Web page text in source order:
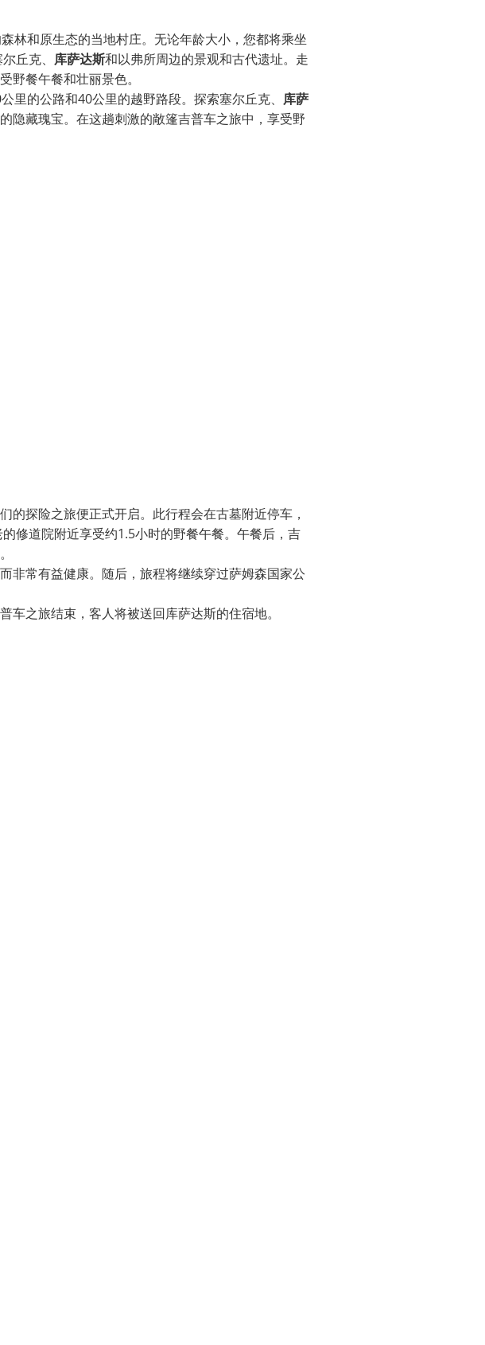
林和原生态的当地村庄。无论年龄大小，您都将乘坐
丘克、 库萨达斯和以弗所周边的景观和古代遗址。走
野餐午餐和壮丽景色。
的公路和40公里的越野路段。探索塞尔丘克、 库萨
隐藏瑰宝。在这趟刺激的敞篷吉普车之旅中，享受野
探险之旅便正式开启。此行程会在古墓附近停车，
修道院附近享受约1.5小时的野餐午餐。午餐后，吉
非常有益健康。随后，旅程将继续穿过萨姆森国家公
之旅结束，客人将被送回库萨达斯的住宿地。